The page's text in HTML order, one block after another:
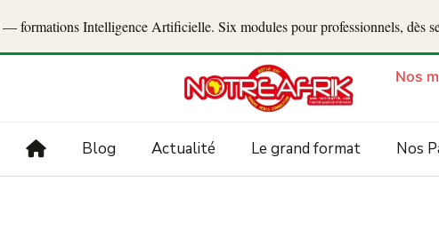
— formations Intelligence Artificielle. Six modules pour professionnels, dès
Nos
Blog Actualité Le grand format Nos